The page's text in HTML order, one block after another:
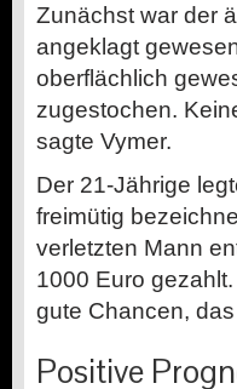
Zunächst war der
angeklagt
oberflächlich
zugestochen.
sagte Vymer.
Der 21-Jährige
freimütig
verletzten Mann
1000 Euro
gute Chancen,
Positive